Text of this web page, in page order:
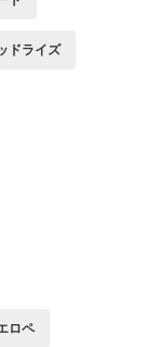
ドライズ
ロペ